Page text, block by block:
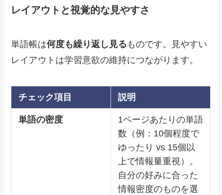
レイアウトと視覚的な見やすさ
単語帳は何度も繰り返し見る ものです。見やすい
レイアウトは学習意欲の維持につながります。
チェック項目 説明
単語の密度
1ページあたりの単語
数（例：10個程度で
ゆったり vs 15個以
上で情報量重視）。
自分の好みに合った
情報密度のものを選